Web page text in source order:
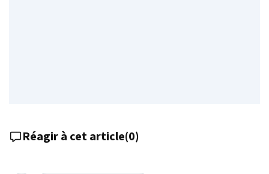
Réagir à cet article(0)